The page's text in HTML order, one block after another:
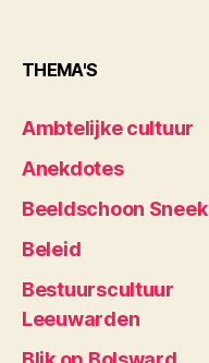
THEMA'S
Ambtelijke cultuur
Anekdotes
Beeldschoon Sneek
Beleid
Bestuurscultuur
Leeuwarden